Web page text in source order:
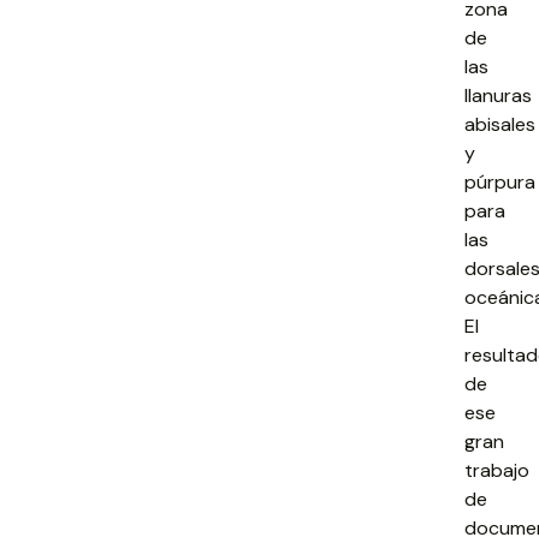
zona
de
las
llanuras
abisales
y
púrpura
para
las
dorsales
El
de
ese
gran
trabajo
de